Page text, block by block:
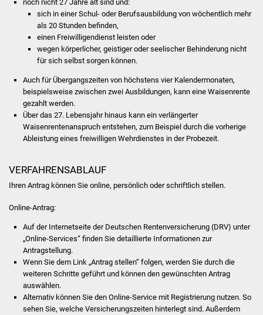
Kinder- und
Stadtwerke
Suenergie
Pflege von Angehörigen
Hitzewarnung / UV-
Index
ÖPNV
noch nicht 27 Jahre alt sind und:
sich in einer Schul- oder Berufsausbildung von wöchentlich mehr
als 20 Stunden befinden,
einen Freiwilligendienst leisten oder
wegen körperlicher, geistiger oder seelischer Behinderung nicht
für sich selbst sorgen können.
Auch für Übergangszeiten von höchstens vier Kalendermonaten,
beispielsweise zwischen zwei Ausbildungen, kann eine Waisenrente
gezahlt werden.
Über das 27. Lebensjahr hinaus kann ein verlängerter
Waisenrentenanspruch entstehen, zum Beispiel durch die vorherige
Ableistung eines freiwilligen Wehrdienstes in der Probezeit.
VERFAHRENSABLAUF
Ihren Antrag können Sie online, persönlich oder schriftlich stellen.
Online-Antrag:
Auf der Internetseite der Deutschen Rentenversicherung (DRV) unter
„Online-Services“ finden Sie detaillierte Informationen zur
Antragstellung.
Wenn Sie dem Link „Antrag stellen“ folgen, werden Sie durch die
weiteren Schritte geführt und können den gewünschten Antrag
auswählen.
Alternativ können Sie den Online-Service mit Registrierung nutzen. So
sehen Sie, welche Versicherungszeiten hinterlegt sind. Außerdem